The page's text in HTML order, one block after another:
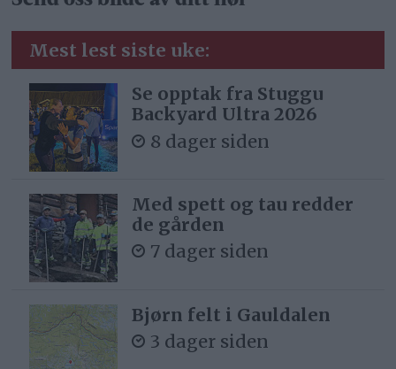
Mest lest siste uke:
Se opptak fra Stuggu
Backyard Ultra 2026
8 dager siden
Med spett og tau redder
de gården
7 dager siden
Bjørn felt i Gauldalen
3 dager siden